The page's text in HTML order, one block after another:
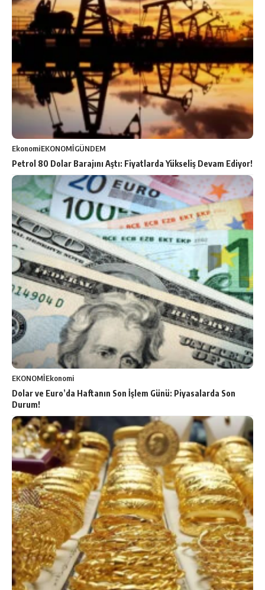
EkonomiEKONOMİGÜNDEM
Petrol 80 Dolar Barajını Aştı: Fiyatlarda Yükseliş Devam Ediyor!
EKONOMİEkonomi
Dolar ve Euro’da Haftanın Son İşlem Günü: Piyasalarda Son
Durum!